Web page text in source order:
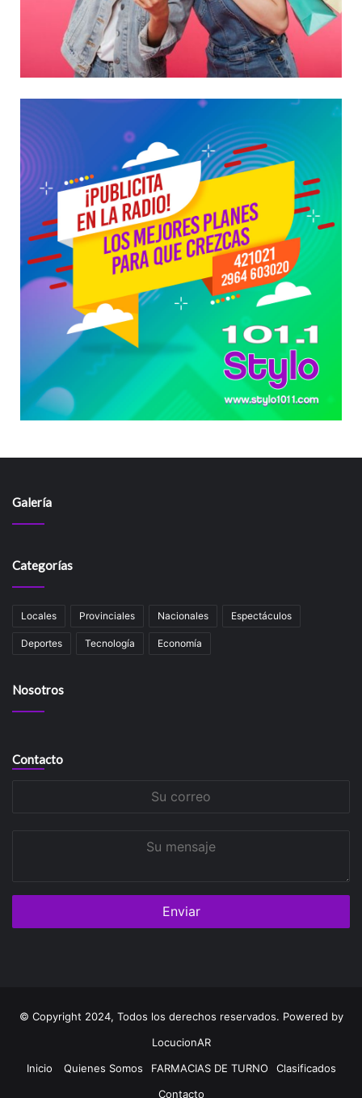
Galería
Categorías
Locales Provinciales Nacionales Espectáculos
Deportes Tecnología Economía
Nosotros
Contacto
© Copyright 2024, Todos los derechos reservados. Powered by
LocucionAR
Inicio
Quienes Somos FARMACIAS DE TURNO
Clasificados
Contacto